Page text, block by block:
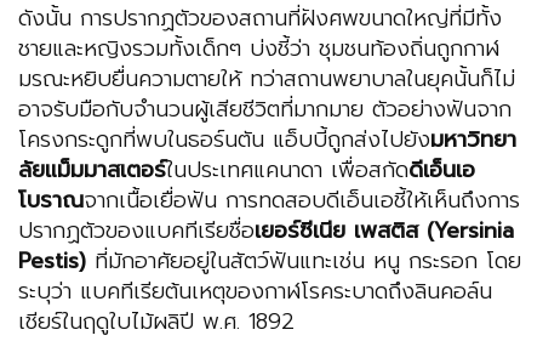
ดังนั้น การปรากฏตัวของสถานที่ฝังศพขนาดใหญ่ที่มีทั้ง
ชายและหญิงรวมทั้งเด็กๆ บ่งชี้ว่า ชุมชนท้องถิ่นถูกกาฬ
มรณะหยิบยื่นความตายให้ ทว่าสถานพยาบาลในยุคนั้นก็ไม่
อาจรับมือกับจำนวนผู้เสียชีวิตที่มากมาย ตัวอย่างฟันจาก
โครงกระดูกที่พบในธอร์นตัน แอ็บบี้ถูกส่งไปยังมหาวิทยา
ลัยแม็มมาสเตอร์ในประเทศแคนาดา เพื่อสกัดดีเอ็นเอ
โบราณจากเนื้อเยื่อฟัน การทดสอบดีเอ็นเอชี้ให้เห็นถึงการ
ปรากฏตัวของแบคทีเรียชื่อเยอร์ซีเนีย เพสติส (Yersinia
Pestis) ที่มักอาศัยอยู่ในสัตว์ฟันแทะเช่น หนู กระรอก โดย
ระบุว่า แบคทีเรียต้นเหตุของกาฬโรคระบาดถึงลินคอล์น
เชียร์ในฤดูใบไม้ผลิปี พ.ศ. 1892